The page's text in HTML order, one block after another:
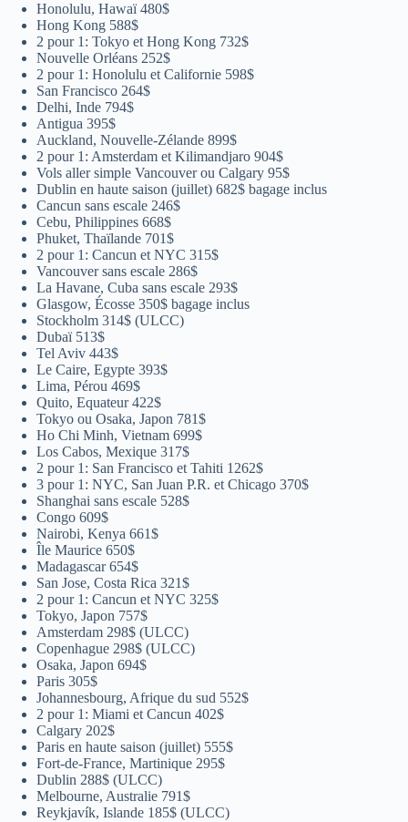
Honolulu, Hawaï 480$
Hong Kong 588$
2 pour 1: Tokyo et Hong Kong 732$
Nouvelle Orléans 252$
2 pour 1: Honolulu et Californie 598$
San Francisco 264$
Delhi, Inde 794$
Antigua 395$
Auckland, Nouvelle-Zélande 899$
2 pour 1: Amsterdam et Kilimandjaro 904$
Vols aller simple Vancouver ou Calgary 95$
Dublin en haute saison (juillet) 682$ bagage inclus
Cancun sans escale 246$
Cebu, Philippines 668$
Phuket, Thaïlande 701$
2 pour 1: Cancun et NYC 315$
Vancouver sans escale 286$
La Havane, Cuba sans escale 293$
Glasgow, Écosse 350$ bagage inclus
Stockholm 314$ (ULCC)
Dubaï 513$
Tel Aviv 443$
Le Caire, Egypte 393$
Lima, Pérou 469$
Quito, Equateur 422$
Tokyo ou Osaka, Japon 781$
Ho Chi Minh, Vietnam 699$
Los Cabos, Mexique 317$
2 pour 1: San Francisco et Tahiti 1262$
3 pour 1: NYC, San Juan P.R. et Chicago 370$
Shanghai sans escale 528$
Congo 609$
Nairobi, Kenya 661$
Île Maurice 650$
Madagascar 654$
San Jose, Costa Rica 321$
2 pour 1: Cancun et NYC 325$
Tokyo, Japon 757$
Amsterdam 298$ (ULCC)
Copenhague 298$ (ULCC)
Osaka, Japon 694$
Paris 305$
Johannesbourg, Afrique du sud 552$
2 pour 1: Miami et Cancun 402$
Calgary 202$
Paris en haute saison (juillet) 555$
Fort-de-France, Martinique 295$
Dublin 288$ (ULCC)
Melbourne, Australie 791$
Reykjavík, Islande 185$ (ULCC)